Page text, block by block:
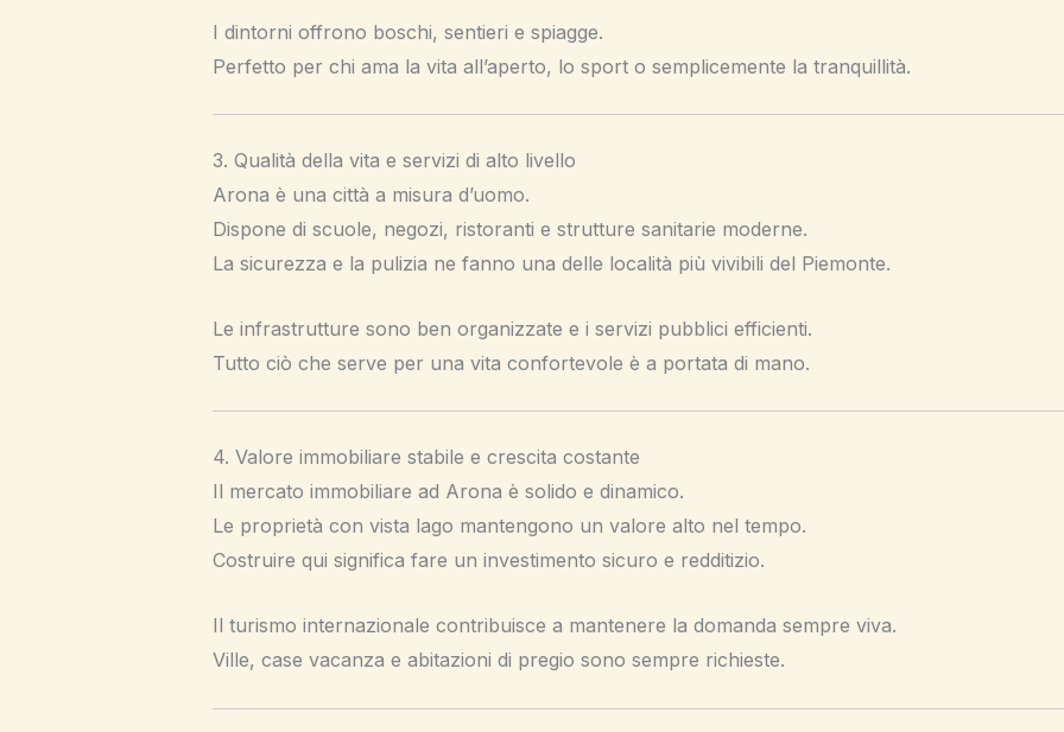
I dintorni offrono boschi, sentieri e spiagge.
Perfetto per chi ama la vita all’aperto, lo sport o semplicemente la tranquillità.
3. Qualità della vita e servizi di alto livello
Arona è una città a misura d’uomo.
Dispone di scuole, negozi, ristoranti e strutture sanitarie moderne.
La sicurezza e la pulizia ne fanno una delle località più vivibili del Piemonte.
Le infrastrutture sono ben organizzate e i servizi pubblici efficienti.
Tutto ciò che serve per una vita confortevole è a portata di mano.
4. Valore immobiliare stabile e crescita costante
Il mercato immobiliare ad Arona è solido e dinamico.
Le proprietà con vista lago mantengono un valore alto nel tempo.
Costruire qui significa fare un investimento sicuro e redditizio.
Il turismo internazionale contribuisce a mantenere la domanda sempre viva.
Ville, case vacanza e abitazioni di pregio sono sempre richieste.